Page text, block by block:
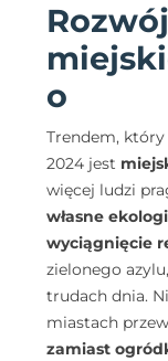
o
Trendem, który
2024 jest
więcej ludzi
własne
wyciągnięcie
zielonego
trudach dnia.
miastach
zamiast